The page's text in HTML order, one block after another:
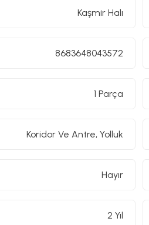
Kaşmir Halı
8683648043572
1 Parça
Koridor Ve Antre, Yolluk
Hayır
2 Yıl